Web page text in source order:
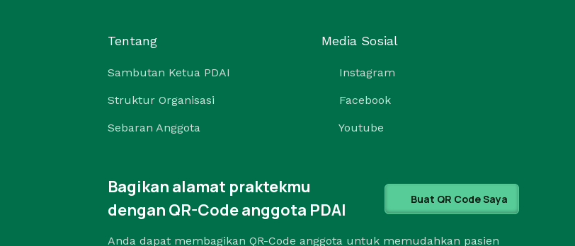
Tentang
Sambutan Ketua PDAI
Struktur Organisasi
Sebaran Anggota
Media Sosial
Instagram
Facebook
Youtube
Bagikan alamat praktekmu
dengan QR-Code anggota PDAI
Buat QR Code Saya
Anda dapat membagikan QR-Code anggota untuk memudahkan pasien